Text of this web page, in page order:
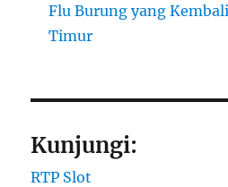
Flu Burung yang
Timur
Kunjungi:
RTP Slot